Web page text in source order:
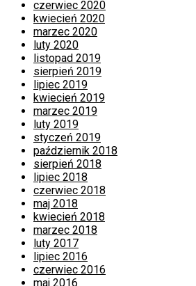
czerwiec 2020
kwiecień 2020
marzec 2020
luty 2020
listopad 2019
sierpień 2019
lipiec 2019
kwiecień 2019
marzec 2019
luty 2019
styczeń 2019
październik 2018
sierpień 2018
lipiec 2018
czerwiec 2018
maj 2018
kwiecień 2018
marzec 2018
luty 2017
lipiec 2016
czerwiec 2016
maj 2016